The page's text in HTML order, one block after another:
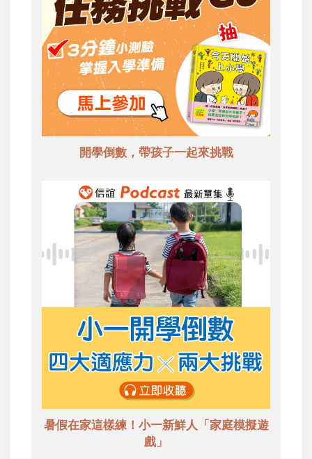
開學倒數，帶孩子一起來挑戰
暑假在家這樣練！小一新鮮人「家庭模擬遊
戲」